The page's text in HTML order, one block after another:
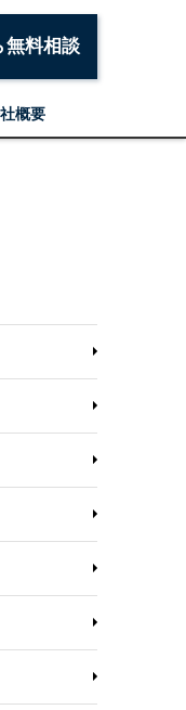
無料相談
概要